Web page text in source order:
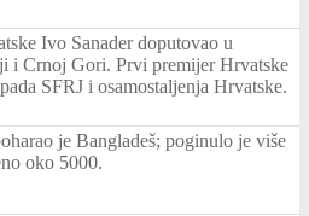
Ivo Sanader doputovao u
i Crnoj Gori. Prvi premijer Hrvatske
SFRJ i osamostaljenja Hrvatske.
je Bangladeš; poginulo je više
oko 5000.